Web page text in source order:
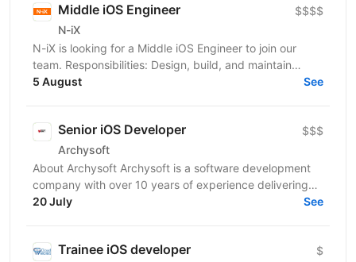
Middle iOS Engineer
N-iX
$$$$
N-iX is looking for a Middle iOS Engineer to join our
team. Responsibilities: Design, build, and maintain
efficient, reusable, and reliable code. Identify...
5 August See
Senior iOS Developer
Archysoft
$$$
About Archysoft Archysoft is a software development
company with over 10 years of experience delivering
solutions to clients across the United States and...
20 July See
Trainee iOS developer $